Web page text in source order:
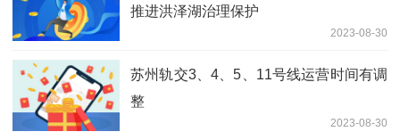
推进洪泽湖治理保护
2023-08-30
苏州轨交3、4、5、11号线运营时间有调
整
2023-08-30